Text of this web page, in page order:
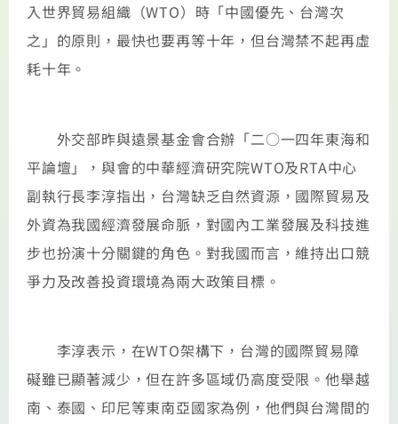
入世界貿易組織（WTO）時「中國優先、台灣次
之」的原則，最快也要再等十年，但台灣禁不起再虛
耗十年。
外交部昨與遠景基金會合辦「二○一四年東海和
平論壇」，與會的中華經濟研究院WTO及RTA中心
副執行長李淳指出，台灣缺乏自然資源，國際貿易及
外資為我國經濟發展命脈，對國內工業發展及科技進
步也扮演十分關鍵的角色。對我國而言，維持出口競
爭力及改善投資環境為兩大政策目標。
李淳表示，在WTO架構下，台灣的國際貿易障
礙雖已顯著減少，但在許多區域仍高度受限。他舉越
南、泰國、印尼等東南亞國家為例，他們與台灣間的